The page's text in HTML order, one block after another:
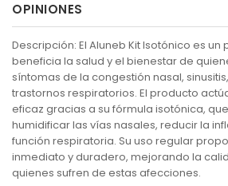
OPINIONES
Descripción: El Aluneb Kit Isotónico es
beneficia la salud y el bienestar de
síntomas de la congestión nasal,
trastornos respiratorios. El producto
eficaz gracias a su fórmula isotónica,
humidificar las vías nasales, reducir la
función respiratoria. Su uso regular
inmediato y duradero, mejorando la
quienes sufren de estas afecciones.